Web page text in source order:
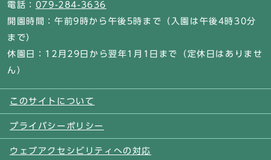
電話： 079-284-3636
開園時間：午前9時から午後5時まで（入園は午後4時30分
まで）
休園日：12月29日から翌年1月1日まで（定休日はありませ
ん）
このサイトについて
プライバシーポリシー
ウェブアクセシビリティへの対応